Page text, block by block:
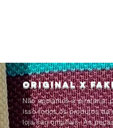
Original x
Não apoiamos a pirataria,
isso todos os produtos da
loja são originais. As